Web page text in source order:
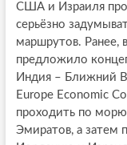
США и Израиля
серьёзно
маршрутов. Ранее,
предложило
Индия – Ближний
Europe Economic
проходить по
Эмиратов, а затем